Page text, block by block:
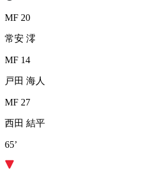
MF 20
常安 澪
MF 14
戸田 海人
MF 27
西田 結平
65’